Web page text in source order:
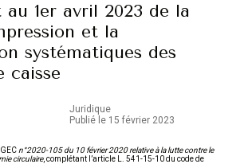
1er avril 2023 de la
et la
systématiques des
caisse
Juridique
Publié le 15 février 2023
n°2020-105 du 10 février 2020 relative à la lutte contre le
circulaire, complétant l’article L. 541-15-10 du code de